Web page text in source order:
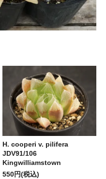
H. cooperi v. pilifera
JDV91/106
Kingwilliamstown
550円(税込)